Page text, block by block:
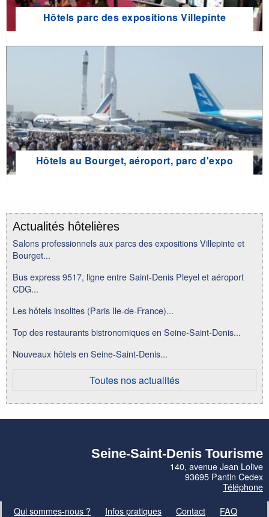
Hôtels parc des expositions Villepinte
Hôtels au Bourget, aéroport, parc d'expo
Actualités hôtelières
Salons professionnels aux parcs des expositions Villepinte et
Bourget...
Bus express 9517, ligne entre Saint-Denis Pleyel et aéroport
CDG...
Les hôtels insolites (Paris Ile-de-France)...
Top des restaurants bistronomiques en Seine-Saint-Denis...
Nouveaux hôtels en Seine-Saint-Denis...
Toutes nos actualités
Seine-Saint-Denis Tourisme
140, avenue Jean Lolive
93695 Pantin Cedex
Téléphone
Qui sommes-nous ?
Infos pratiques Contact FAQ